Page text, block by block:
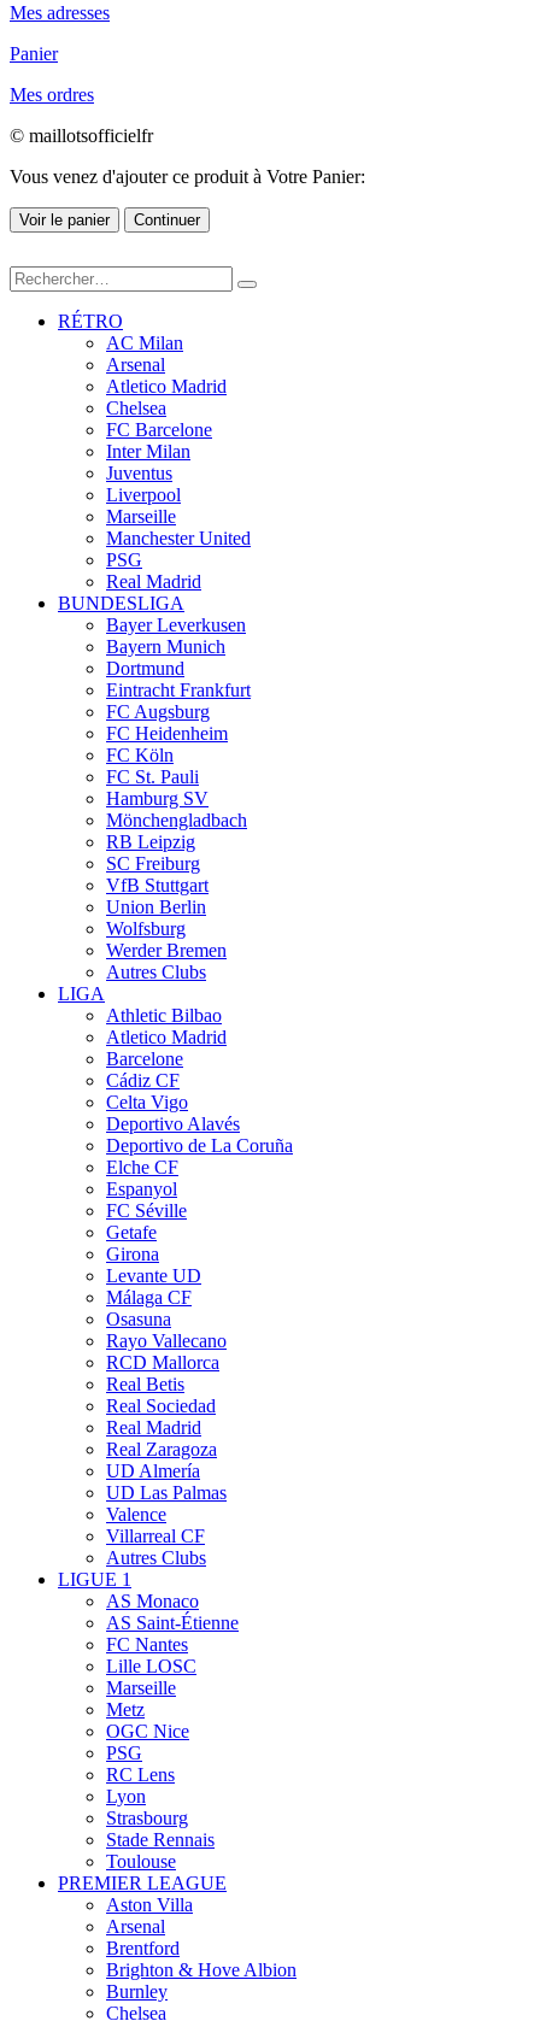
Mes adresses
Panier
Mes ordres
© maillotsofficielfr
Vous venez d'ajouter ce produit à Votre Panier:
Voir le panier Continuer
RÉTRO
AC Milan
Arsenal
Atletico Madrid
Chelsea
FC Barcelone
Inter Milan
Juventus
Liverpool
Marseille
Manchester United
PSG
Real Madrid
BUNDESLIGA
Bayer Leverkusen
Bayern Munich
Dortmund
Eintracht Frankfurt
FC Augsburg
FC Heidenheim
FC Köln
FC St. Pauli
Hamburg SV
Mönchengladbach
RB Leipzig
SC Freiburg
VfB Stuttgart
Union Berlin
Wolfsburg
Werder Bremen
Autres Clubs
LIGA
Athletic Bilbao
Atletico Madrid
Barcelone
Cádiz CF
Celta Vigo
Deportivo Alavés
Deportivo de La Coruña
Elche CF
Espanyol
FC Séville
Getafe
Girona
Levante UD
Málaga CF
Osasuna
Rayo Vallecano
RCD Mallorca
Real Betis
Real Sociedad
Real Madrid
Real Zaragoza
UD Almería
UD Las Palmas
Valence
Villarreal CF
Autres Clubs
LIGUE 1
AS Monaco
AS Saint-Étienne
FC Nantes
Lille LOSC
Marseille
Metz
OGC Nice
PSG
RC Lens
Lyon
Strasbourg
Stade Rennais
Toulouse
PREMIER LEAGUE
Aston Villa
Arsenal
Brentford
Brighton & Hove Albion
Burnley
Chelsea